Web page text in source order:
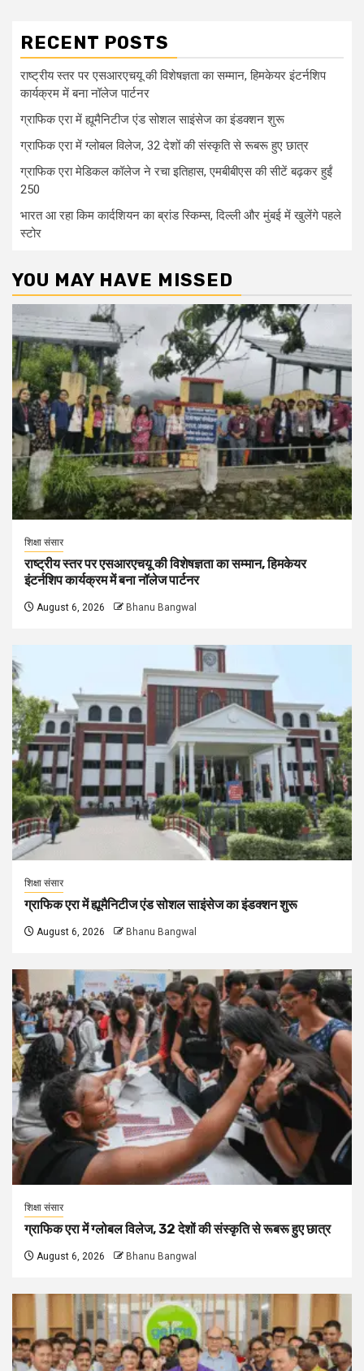
RECENT POSTS
राष्ट्रीय स्तर पर एसआरएचयू की विशेषज्ञता का सम्मान, हिमकेयर इंटर्नशिप
कार्यक्रम में बना नॉलेज पार्टनर
ग्राफिक एरा में ह्यूमैनिटीज एंड सोशल साइंसेज का इंडक्शन शुरू
ग्राफिक एरा में ग्लोबल विलेज, 32 देशों की संस्कृति से रूबरू हुए छात्र
ग्राफिक एरा मेडिकल कॉलेज ने रचा इतिहास, एमबीबीएस की सीटें बढ़कर हुईं
250
भारत आ रहा किम कार्दशियन का ब्रांड स्किम्स, दिल्ली और मुंबई में खुलेंगे पहले
स्टोर
YOU MAY HAVE MISSED
शिक्षा संसार
राष्ट्रीय स्तर पर एसआरएचयू की विशेषज्ञता का सम्मान, हिमकेयर
इंटर्नशिप कार्यक्रम में बना नॉलेज पार्टनर
August 6, 2026 Bhanu Bangwal
शिक्षा संसार
ग्राफिक एरा में ह्यूमैनिटीज एंड सोशल साइंसेज का इंडक्शन शुरू
August 6, 2026 Bhanu Bangwal
शिक्षा संसार
ग्राफिक एरा में ग्लोबल विलेज, 32 देशों की संस्कृति से रूबरू हुए छात्र
August 6, 2026 Bhanu Bangwal